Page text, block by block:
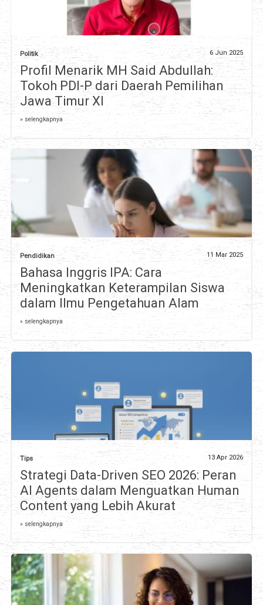
Politik 6 Jun 2025
Profil Menarik MH Said Abdullah:
Tokoh PDI-P dari Daerah Pemilihan
Jawa Timur XI
» selengkapnya
Pendidikan 11 Mar 2025
Bahasa Inggris IPA: Cara
Meningkatkan Keterampilan Siswa
dalam Ilmu Pengetahuan Alam
» selengkapnya
Tips 13 Apr 2026
Strategi Data-Driven SEO 2026: Peran
AI Agents dalam Menguatkan Human
Content yang Lebih Akurat
» selengkapnya